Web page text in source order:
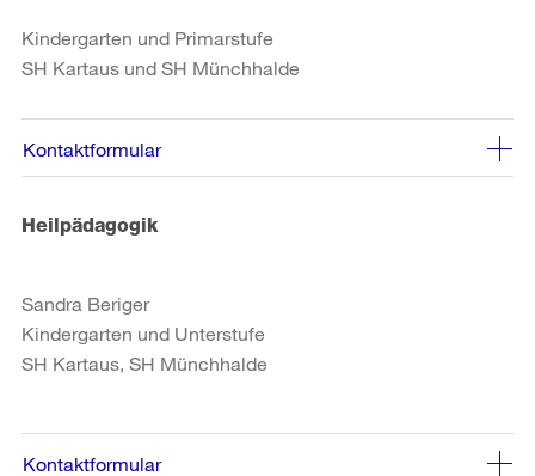
Kindergarten und Primarstufe
SH Kartaus und SH Münchhalde
Kontaktformular
Heilpädagogik
Sandra Beriger
Kindergarten und Unterstufe
SH Kartaus, SH Münchhalde
Kontaktformular